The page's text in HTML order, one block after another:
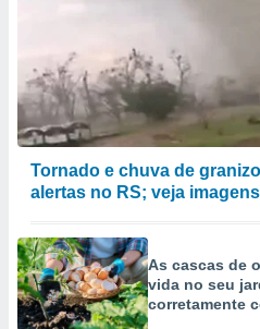
Tornado e chuva de
alertas no RS; veja imagens
As cascas de
vida no seu
corretamente